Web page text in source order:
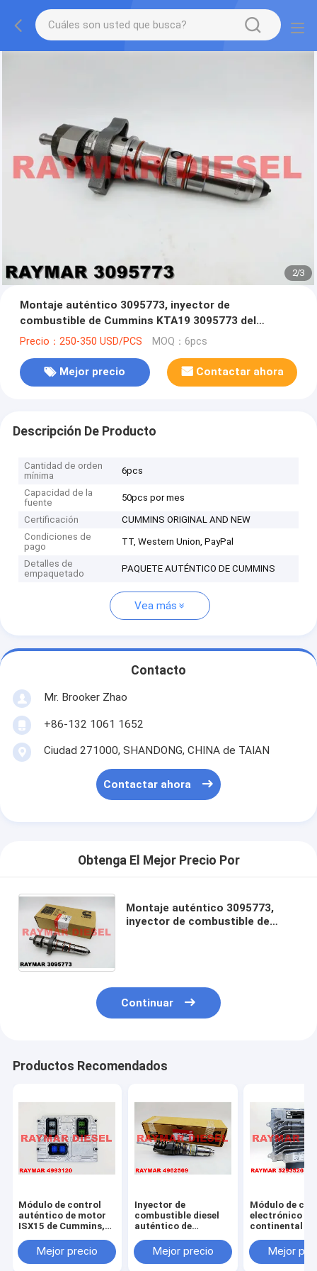
2/3
Montaje auténtico 3095773, inyector de
combustible de Cummins KTA19 3095773 del
inyector de combustible diesel de Cummins
Precio：250-350 USD/PCS MOQ：6pcs
Mejor precio Contactar ahora
Descripción De Producto
Cantidad de orden
mínima
6pcs
Capacidad de la
fuente
50pcs por mes
Certificación
CUMMINS ORIGINAL AND NEW
Condiciones de
pago
TT, Western Union, PayPal
Detalles de
empaquetado
PAQUETE AUTÉNTICO DE CUMMINS
Vea más
Contacto
Mr. Brooker Zhao
+86-132 1061 1652
Ciudad 271000, SHANDONG, CHINA de TAIAN
Contactar ahora
Obtenga El Mejor Precio Por
Montaje auténtico 3095773,
inyector de combustible de
Continuar
Productos Recomendados
Módulo de control
auténtico de motor
ISX15 de Cummins,
P4993120
Mejor precio
Inyector de
combustible diesel
auténtico de
de combustible
ISX15, inyector de
Mejor precio
Módulo de
electrónico
continental
5WK91206,
para Cummins
Mejor